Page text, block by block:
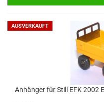
AUSVERKAUFT
An­hän­ger für Still EFK 2002